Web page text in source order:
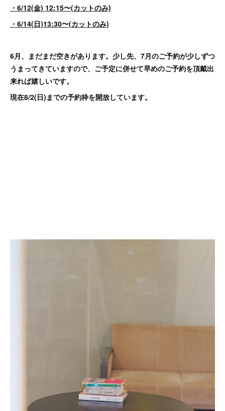
・6/12(金) 12:15〜(カットのみ)
・6/14(日)13:30〜(カットのみ)
6月、まだまだ空きがあります。少し先、7月のご予約が少しずつ
うまってきていますので、ご予定に併せて早めのご予約を頂戴出
来れば嬉しいです。
現在8/2(日)までの予約枠を開放しています。